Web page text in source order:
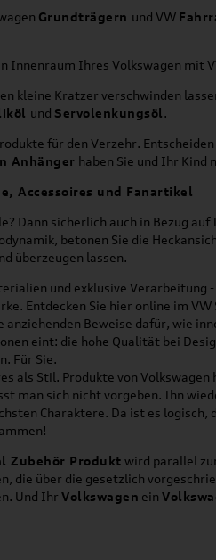
Grundträgern und VW
Innenraum Ihres Volkswagen mit
kleine Kratzer verschwinden
und Servolenkungsöl.
für den Verzehr.
Anhänger haben Sie und Ihr Kind
Accessoires und Fanartikel
Dann sicherlich auch in Bezug
betonen Sie die
überzeugen lassen.
und exklusive Verarbeitung
Entdecken Sie hier online im
Beweise dafür, wie
eint: die hohe Qualität bei
Für Sie.
als Stil. Produkte von
man sich nicht vorgeben. Ihn
Charaktere. Da ist es logisch,
Zubehör Produkt wird parallel
die über die gesetzlich
Und Ihr Volkswagen ein